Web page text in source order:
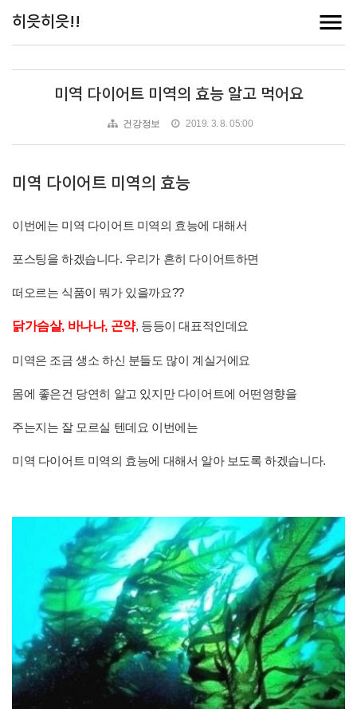
히읏히읏!!
미역 다이어트 미역의 효능 알고 먹어요
건강정보 2019. 3. 8. 05:00
미역 다이어트 미역의 효능
이번에는 미역 다이어트 미역의 효능에 대해서
포스팅을 하겠습니다. 우리가 흔히 다이어트하면
떠오르는 식품이 뭐가 있을까요??
닭가슴살, 바나나, 곤약, 등등이 대표적인데요
미역은 조금 생소 하신 분들도 많이 계실거에요
몸에 좋은건 당연히 알고 있지만 다이어트에 어떤영향을
주는지는 잘 모르실 텐데요 이번에는
미역 다이어트 미역의 효능에 대해서 알아 보도록 하겠습니다.